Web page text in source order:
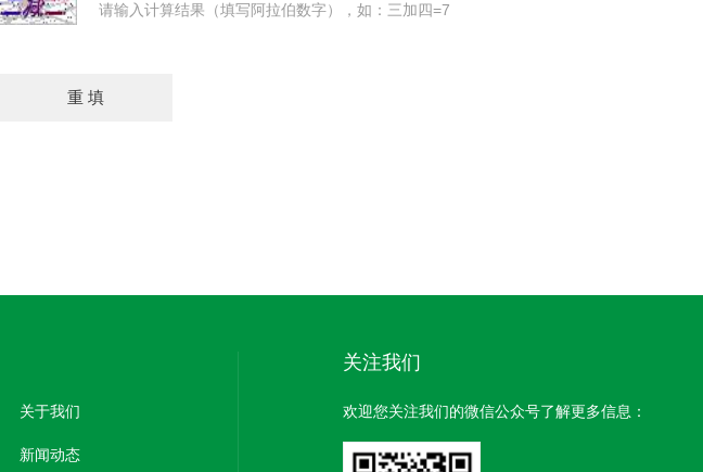
请输入计算结果（填写阿拉伯数字），如：三加四=7
关于我们
新闻动态
关注我们
欢迎您关注我们的微信公众号了解更多信息：